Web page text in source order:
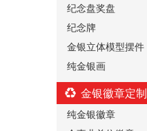
纪念盘奖盘
纪念牌
金银立体模型摆件
纯金银画
金银徽章定制
纯金银徽章